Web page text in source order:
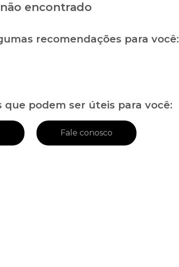
encontrado
recomendações para você:
que podem ser úteis para você:
Fale conosco